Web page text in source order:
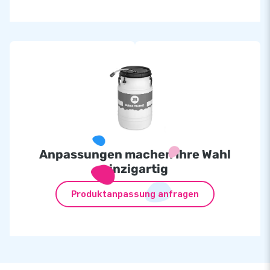
Anpassungen machen Ihre Wahl
einzigartig
Produktanpassung anfragen